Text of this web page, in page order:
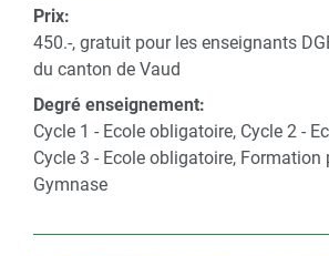
Prix:
450.-, gratuit pour les enseignants
du canton de Vaud
Degré enseignement:
Cycle 1 - Ecole obligatoire, Cycle 2 -
Cycle 3 - Ecole obligatoire, Formation
Gymnase